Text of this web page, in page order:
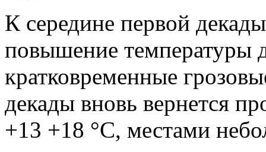
К середине первой
повышение температуры
кратковременные
декады вновь вернется
+13 +18 °С, местами